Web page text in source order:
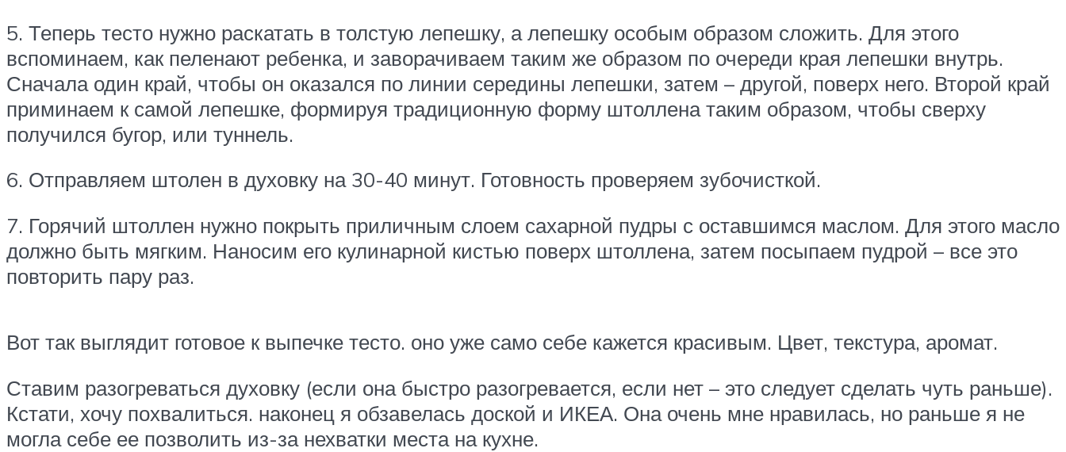
5. Теперь тесто нужно раскатать в толстую лепешку, а лепешку особым образом сложить. Для этого
вспоминаем, как пеленают ребенка, и заворачиваем таким же образом по очереди края лепешки внутрь.
Сначала один край, чтобы он оказался по линии середины лепешки, затем – другой, поверх него. Второй край
приминаем к самой лепешке, формируя традиционную форму штоллена таким образом, чтобы сверху
получился бугор, или туннель.
6. Отправляем штолен в духовку на 30-40 минут. Готовность проверяем зубочисткой.
7. Горячий штоллен нужно покрыть приличным слоем сахарной пудры с оставшимся маслом. Для этого масло
должно быть мягким. Наносим его кулинарной кистью поверх штоллена, затем посыпаем пудрой – все это
повторить пару раз.
Вот так выглядит готовое к выпечке тесто. оно уже само себе кажется красивым. Цвет, текстура, аромат.
Ставим разогреваться духовку (если она быстро разогревается, если нет – это следует сделать чуть раньше).
Кстати, хочу похвалиться. наконец я обзавелась доской и ИКЕА. Она очень мне нравилась, но раньше я не
могла себе ее позволить из-за нехватки места на кухне.